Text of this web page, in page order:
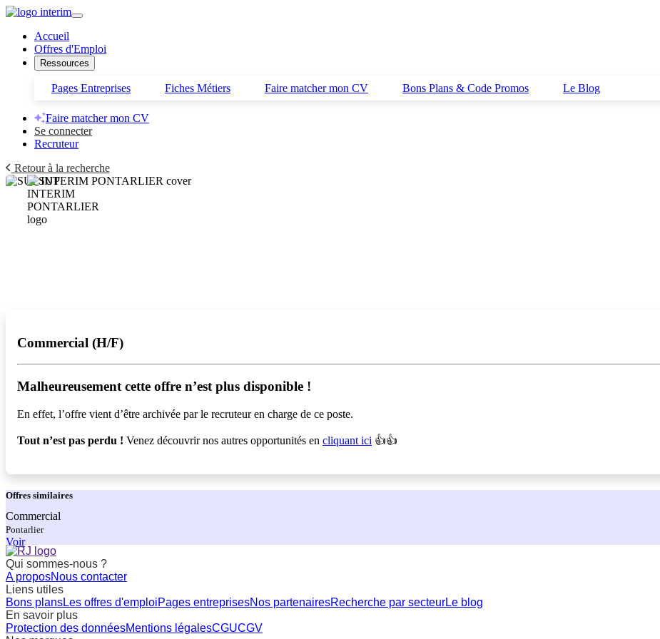
Accueil
Offres d'Emploi
Ressources
Pages Entreprises Fiches Métiers Faire matcher mon CV Bons Plans & Code Promos Le Blog
Faire matcher mon CV
Se connecter
Recruteur
Retour à la recherche
Commercial (H/F)
Malheureusement cette offre n’est plus disponible !️
En effet, l’offre vient d’être archivée par le recruteur en charge de ce poste.
Tout n’est pas perdu ! Venez découvrir nos autres opportunités en cliquant ici 👍👍
Offres similaires
Commercial
Pontarlier
Voir
Qui sommes-nous ?
A proposNous contacter
Liens utiles
Bons plansLes offres d'emploiPages entreprisesNos partenairesRecherche par secteurLe blog
En savoir plus
Protection des donnéesMentions légalesCGUCGV